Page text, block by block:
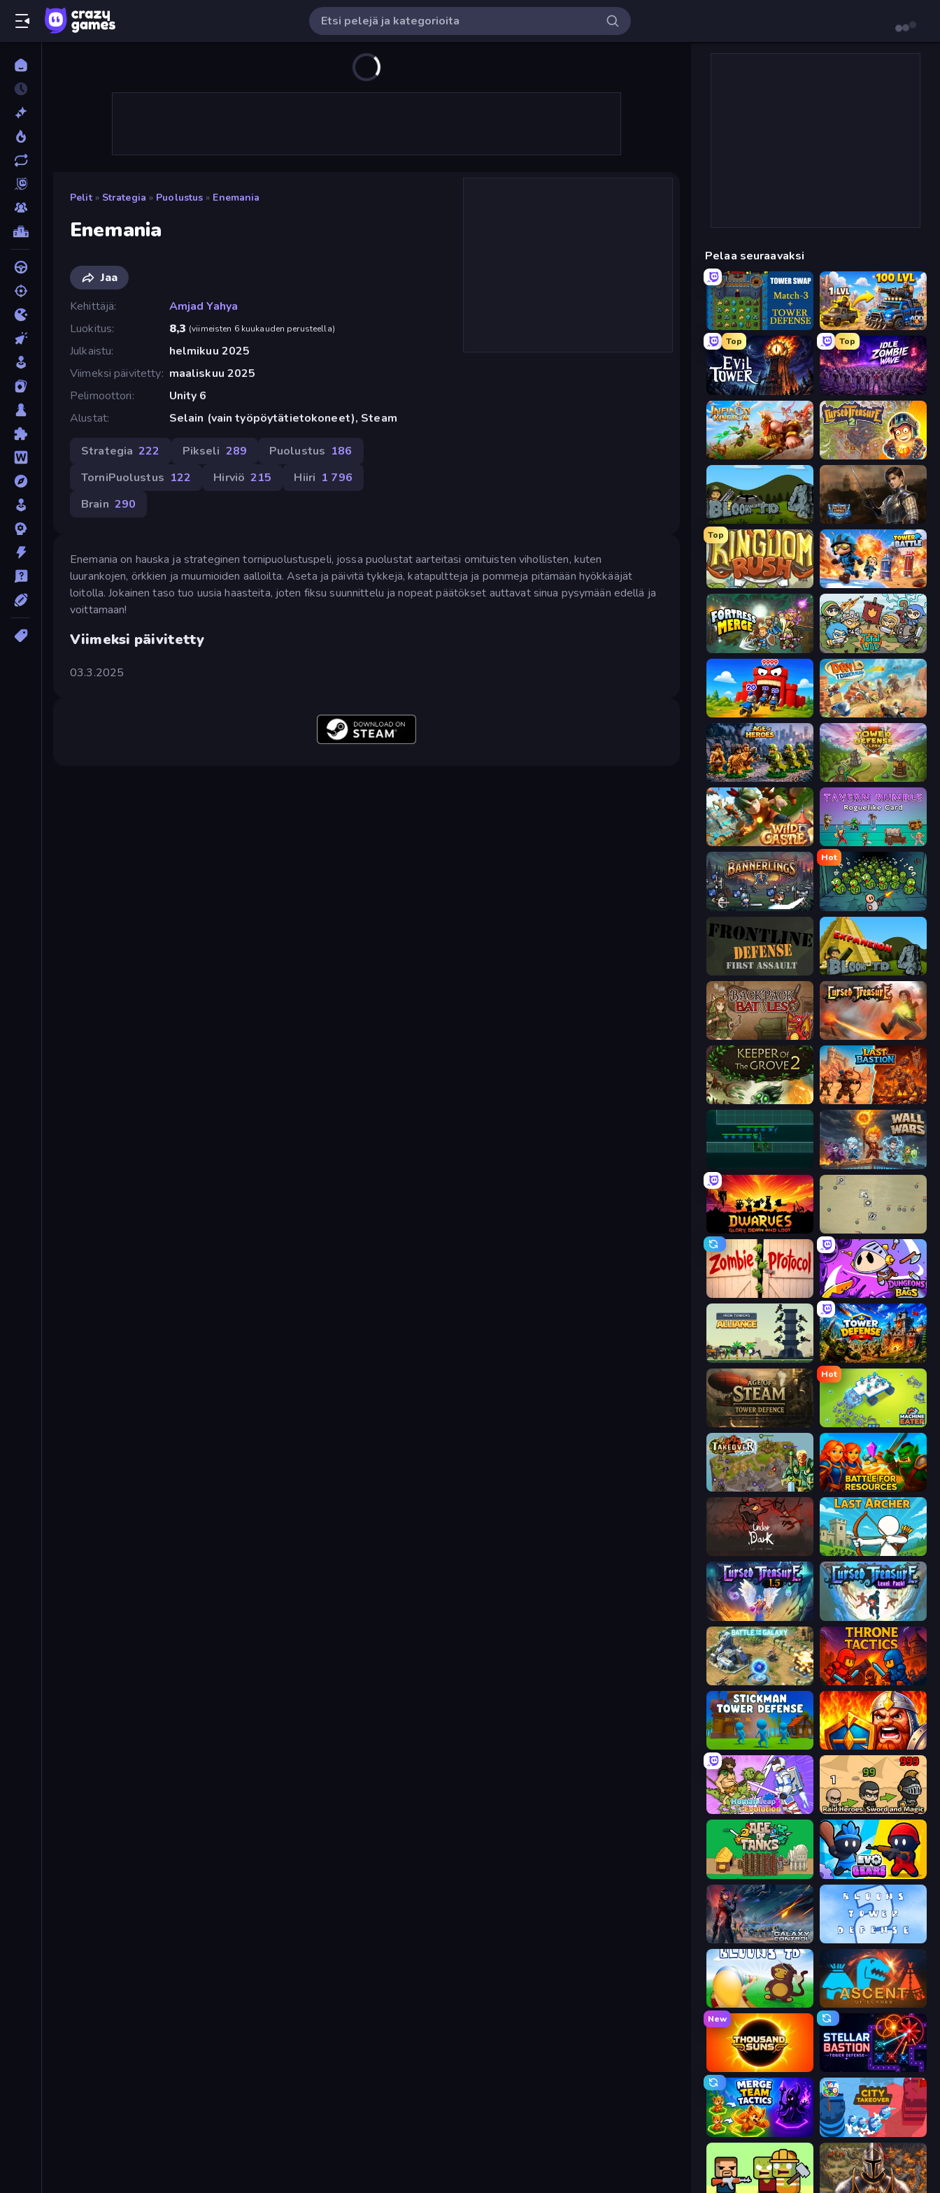
Pelit » Strategia » Puolustus » Enemania
Enemania
Jaa
Kehittäjä
Amjad Yahya
Luokitus
8,3 (viimeisten 6 kuukauden perusteella)
Julkaistu
helmikuu 2025
Viimeksi päivitetty maaliskuu 2025
Pelimoottori
Unity 6
Alustat
Selain (vain työpöytätietokoneet), Steam
Strategia 222 Pikseli 289 Puolustus 186
TorniPuolustus 122 Hirviö 215 Hiiri 1 796
Brain 290
Enemania on hauska ja strateginen tornipuolustuspeli, jossa puolustat aarteitasi omituisten vihollisten, kuten
luurankojen, örkkien ja muumioiden aalloilta. Aseta ja päivitä tykkejä, katapultteja ja pommeja pitämään hyökkääjät
loitolla. Jokainen taso tuo uusia haasteita, joten fiksu suunnittelu ja nopeat päätökset auttavat sinua pysymään edellä ja
voittamaan!
Viimeksi päivitetty
03.3.2025
Pelaa seuraavaksi
Tower Swap AOD - Art Of Defense
Top
Evil Tower
Top
Idle Zombie Wave: Survivors
Infinity Kingdom Cursed Treasure 2
Bloons Tower Defense 4 Battle Arena
Top
Kingdom Rush Tower Battle
Fortress Merge Raid Heroes: Total War
TimeWarriors Day D Tower Rush
Age of Heroes Tower Defense Clash
Wild Castle TD: Grow Empire Tavern Rumble: Roguelike Card
Bannerlings
Hot
Base Defence
Frontline Defense Bloons Tower Defense 4 Expansion
Backpack Battles Cursed Treasure
Keeper of the Grove 2 Last Bastion
Wall Wars
Desktop Tower Defense
Zombie Protocol Dungeons and Bags
Iron Towers Alliance Tower Defense
Hot
Machine Eater
Takeover Battle for Resources
UnderDark: Defense Last Archer
Cursed Treasure 1.5 Cursed Treasure Level Pack
Battle for the Galaxy Throne Tactics
WarLink: Crown & Clash
Human Leap: Evolution Raid Heroes: Sword and Magic
Age of Tanks Warriors: TD War Evo Gears
Galaxy Control: 3D Strategy
Bloons Tower Defense Ascent of Echoes
New
Thousand Suns Stellar Bastion
Merge Team Tactics City Takeover